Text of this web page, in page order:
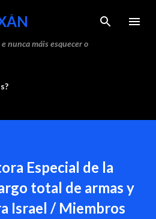
Saltar ao contido principal
nunca máis esquecer o
Especial de la
total de armas y
Israel / Miembros